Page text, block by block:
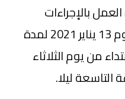
بالإجراءات
الاحترازية التي تم إقرارها يوم 13 يناير 2021 لمدة
من يوم الثلاثاء